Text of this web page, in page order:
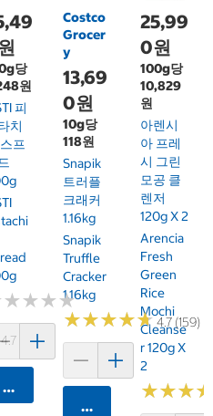
4.7 (34)
당
원
피
치
프
★★★★
★★★★
카트에 담기
Costco
Grocer
y
13,69
0원
10g당
118원
Snapik
트러플
크래커
1.16kg
Snapik
Truffle
Cracker
1.16kg
★★★★★
★★★★★4.7 (159)
카트에 담기
25,99
0원
100g당
10,829
원
아렌시
아 프레
시 그린
모공 클
렌저
120g X 2
Arencia
Fresh
Green
Rice
Mochi
Cleanse
R 120g X
2
★★★
★★★